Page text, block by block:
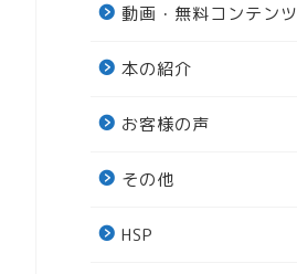
動画・無料コンテンツ
本の紹介
お客様の声
その他
HSP